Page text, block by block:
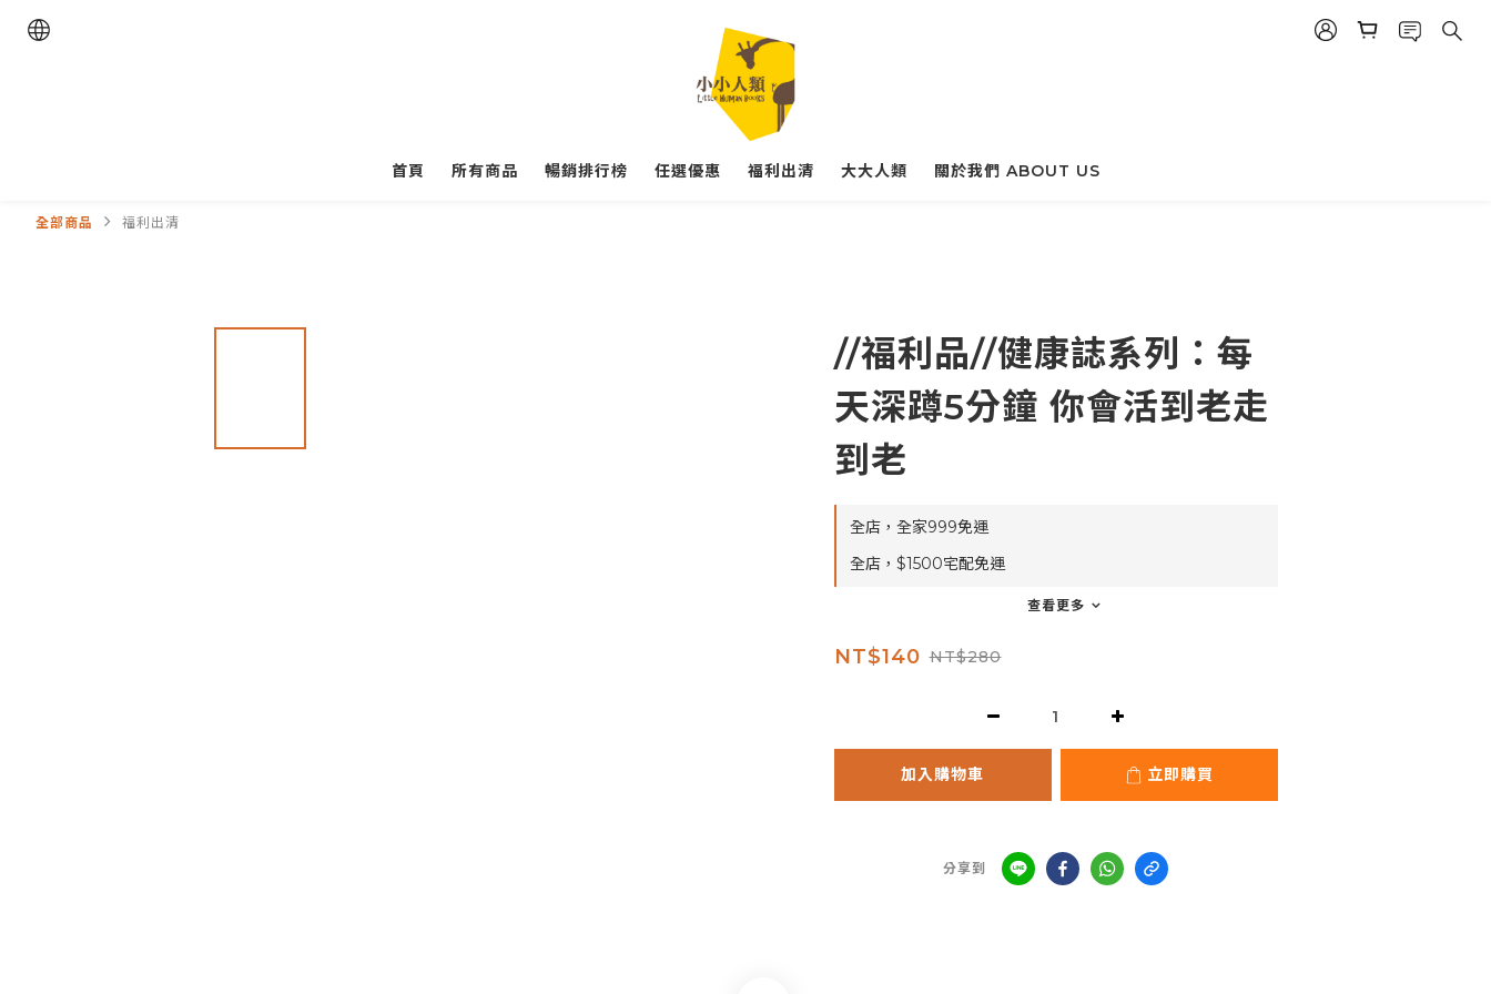
首頁 所有商品 暢銷排行榜 任選優惠 福利出清 大大人類 關於我們 ABOUT US
全部商品 福利出清
//福利品//健康誌系列：每
天深蹲5分鐘 你會活到老走
到老
全店，全家999免運
全店，$1500宅配免運
查看更多
NT$140 NT$280
加入購物車 立即購買
分享到